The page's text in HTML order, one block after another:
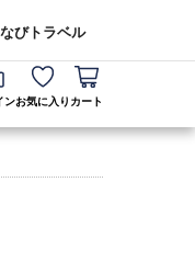
びトラベル
ンお気に入り カート